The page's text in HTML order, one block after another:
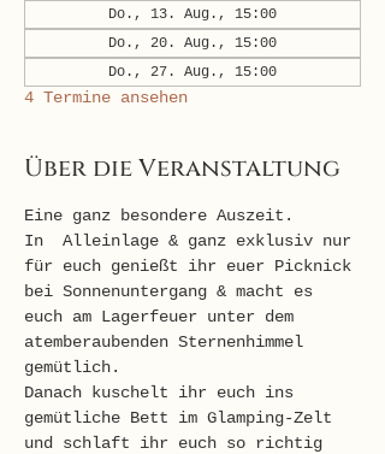
Do., 13. Aug., 15:00
Do., 20. Aug., 15:00
Do., 27. Aug., 15:00
4 Termine ansehen
Über die Veranstaltung
Eine ganz besondere Auszeit.
In  Alleinlage & ganz exklusiv nur
für euch genießt ihr euer Picknick
bei Sonnenuntergang & macht es
euch am Lagerfeuer unter dem
atemberaubenden Sternenhimmel
gemütlich.
Danach kuschelt ihr euch ins
gemütliche Bett im Glamping-Zelt
und schlaft ihr euch so richtig